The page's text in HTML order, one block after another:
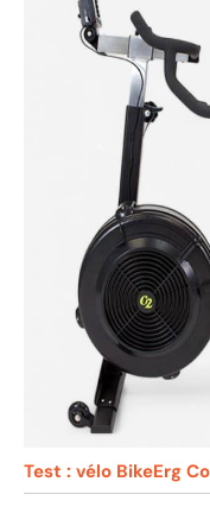
Test : vélo BikeErg